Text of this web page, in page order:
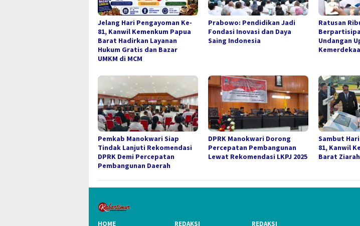
Jelang Hari Pengayoman Ke-
81, Kanwil Kemenkum Papua
Barat Hadirkan Layanan
Hukum Gratis dan Bazar
UMKM di MCM
Prabowo: Pendidikan Jadi
Fondasi Inovasi dan Daya
Saing Indonesia
Ratusan
Undangan
Pemkab Manokwari Siap
Tindak Lanjuti Rekomendasi
DPRK Demi Percepatan
Pembangunan Daerah
DPRK Manokwari Dorong
Percepatan Pembangunan
Lewat Rekomendasi LKPJ 2025
Sambut
81, Kanwil
Barat
HOME REDAKSI REDAKSI